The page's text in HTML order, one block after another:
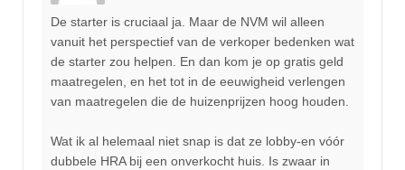
De starter is cruciaal ja. Maar de NVM wil alleen
vanuit het perspectief van de verkoper bedenken wat
de starter zou helpen. En dan kom je op gratis geld
maatregelen, en het tot in de eeuwigheid verlengen
van maatregelen die de huizenprijzen hoog houden.
Wat ik al helemaal niet snap is dat ze lobby-en vóór
dubbele HRA bij een onverkocht huis. Is zwaar in